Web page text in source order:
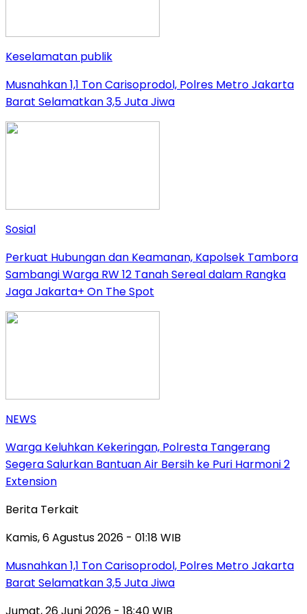
Keselamatan publik
Musnahkan 1,1 Ton Carisoprodol, Polres Metro Jakarta
Barat Selamatkan 3,5 Juta Jiwa
Sosial
Perkuat Hubungan dan Keamanan, Kapolsek Tambora
Sambangi Warga RW 12 Tanah Sereal dalam Rangka
Jaga Jakarta+ On The Spot
NEWS
Warga Keluhkan Kekeringan, Polresta Tangerang
Segera Salurkan Bantuan Air Bersih ke Puri Harmoni 2
Extension
Berita Terkait
Kamis, 6 Agustus 2026 - 01:18 WIB
Musnahkan 1,1 Ton Carisoprodol, Polres Metro Jakarta
Barat Selamatkan 3,5 Juta Jiwa
Jumat, 26 Juni 2026 - 18:40 WIB